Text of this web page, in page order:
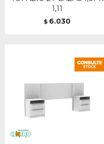
1,11
$ 6.030